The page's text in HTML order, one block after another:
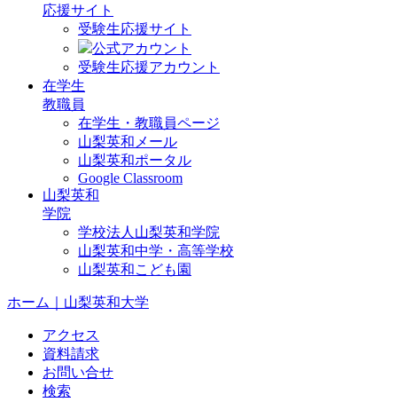
応援サイト
受験生応援サイト
公式アカウント
受験生応援アカウント
在学生
教職員
在学生・教職員ページ
山梨英和メール
山梨英和ポータル
Google Classroom
山梨英和
学院
学校法人山梨英和学院
山梨英和中学・高等学校
山梨英和こども園
ホーム｜山梨英和大学
アクセス
資料請求
お問い合せ
検索